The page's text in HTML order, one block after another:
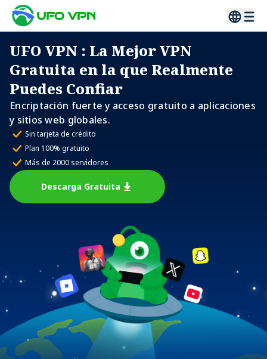
UFO VPN : La Mejor VPN
Gratuita en la que Realmente
Puedes Confiar
Encriptación fuerte y acceso gratuito a aplicaciones
y sitios web globales.
Sin tarjeta de crédito
Plan 100% gratuito
Más de 2000 servidores
Descarga Gratuita